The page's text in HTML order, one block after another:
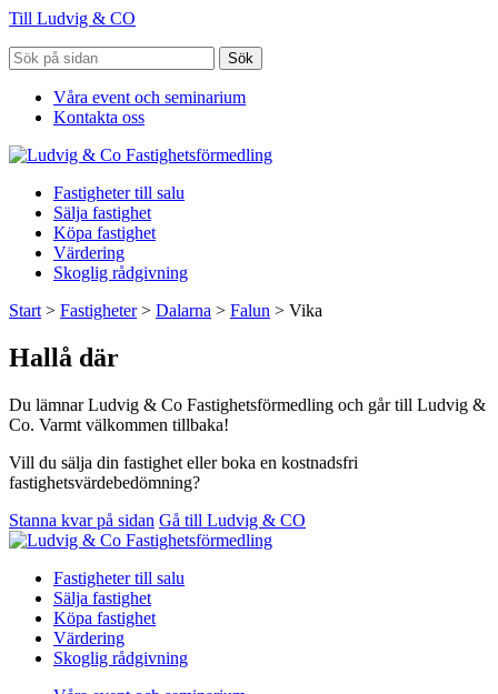
Till Ludvig & CO
Sök
Våra event och seminarium
Kontakta oss
Fastigheter till salu
Sälja fastighet
Köpa fastighet
Värdering
Skoglig rådgivning
Start > Fastigheter> Dalarna > Falun > Vika
Hallå där
Du lämnar Ludvig & Co Fastighetsförmedling och går till Ludvig &
Co. Varmt välkommen tillbaka!
Vill du sälja din fastighet eller boka en kostnadsfri
fastighetsvärdebedömning?
Stanna kvar på sidan Gå till Ludvig & CO
Fastigheter till salu
Sälja fastighet
Köpa fastighet
Värdering
Skoglig rådgivning